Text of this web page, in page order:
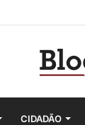
CIDADÃO